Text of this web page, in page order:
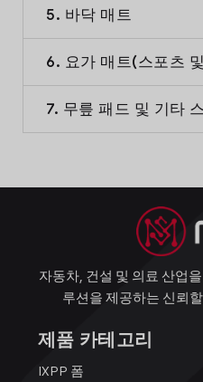
5. 바닥 매트
6. 요가 매트(스포츠
7. 무릎 패드 및 기타
자동차, 건설 및 의료 산업
루션을 제공하는 신뢰
제품 카테고리
IXPP 폼